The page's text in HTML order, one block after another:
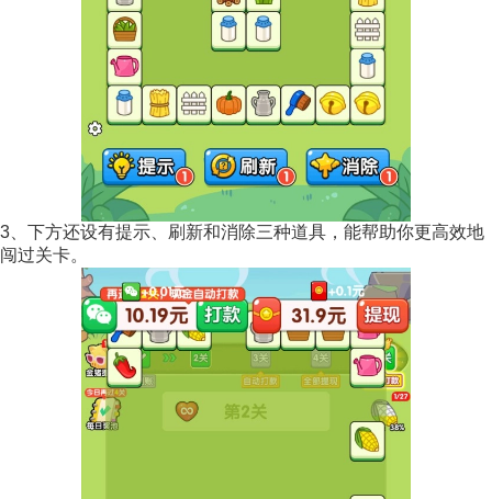
3、下方还设有提示、刷新和消除三种道具，能帮助你更高效地
闯过关卡。